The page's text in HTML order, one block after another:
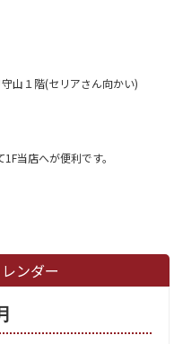
山１階(セリアさん向かい)
当店へが便利です。
ンダー